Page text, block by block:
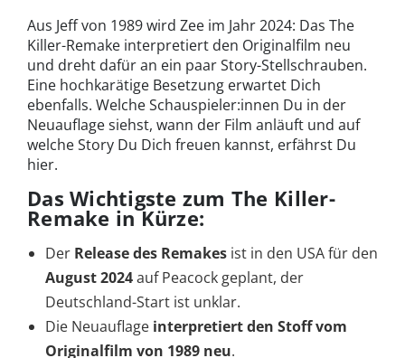
Aus Jeff von 1989 wird Zee im Jahr 2024: Das The
Killer-Remake interpretiert den Originalfilm neu
und dreht dafür an ein paar Story-Stellschrauben.
Eine hochkarätige Besetzung erwartet Dich
ebenfalls. Welche Schauspieler:innen Du in der
Neuauflage siehst, wann der Film anläuft und auf
welche Story Du Dich freuen kannst, erfährst Du
hier.
Das Wichtigste zum The Killer-
Remake in Kürze:
Der Release des Remakes ist in den USA für den
August 2024auf Peacock geplant, der
Deutschland-Start ist unklar.
Die Neuauflage interpretiert den Stoff vom
Originalfilm von 1989 neu.